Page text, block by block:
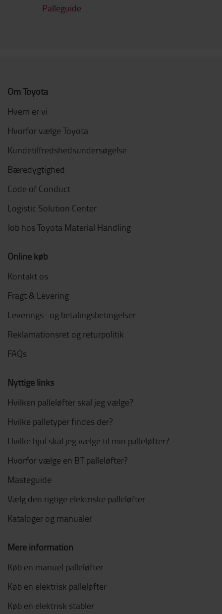
Palleguide
Om Toyota
Hvem er vi
Hvorfor vælge Toyota
Kundetilfredshedsundersøgelse
Bæredygtighed
Code of Conduct
Logistic Solution Center
Job hos Toyota Material Handling
Online køb
Kontakt os
Fragt & Levering
Leverings- og betalingsbetingelser
Reklamationsret og returpolitik
FAQs
Nyttige links
Hvilken palleløfter skal jeg vælge?
Hvilke palletyper findes der?
Hvilke hjul skal jeg vælge til min palleløfter?
Hvorfor vælge en BT palleløfter?
Masteguide
Vælg den rigtige elektriske palleløfter
Kataloger og manualer
Mere information
Køb en manuel palleløfter
Køb en elektrisk palleløfter
Køb en elektrisk stabler